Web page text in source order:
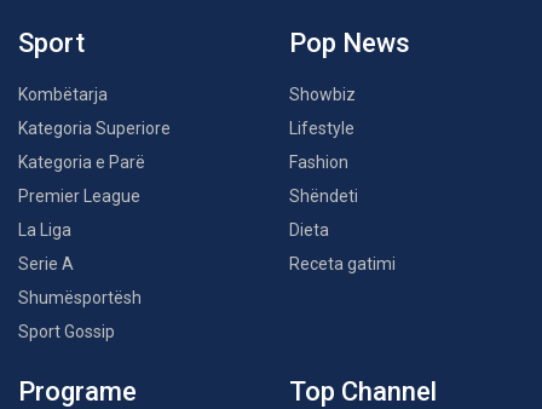
Sport
Kombëtarja
Kategoria Superiore
Kategoria e Parë
Premier League
La Liga
Serie A
Shumësportësh
Sport Gossip
Pop News
Showbiz
Lifestyle
Fashion
Shëndeti
Dieta
Receta gatimi
Programe Top Channel